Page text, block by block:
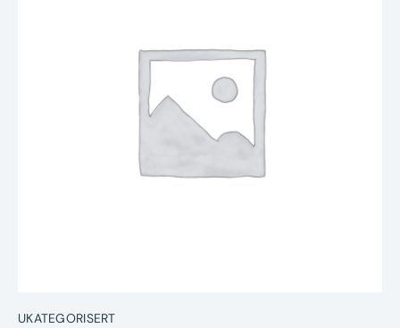
Underhållstips
Kontakt
UKATEGORISERT